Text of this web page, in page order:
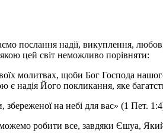
послання надії, викуплення,
цей світ неможливо порівняти:
молитвах, щоби Бог Господа
є надія Його покликання, яке
збереженої на небі для вас» (1 Пет.
робити все, завдяки Єшуа,